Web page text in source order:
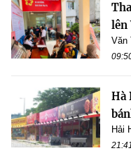
lên
Văn
Hà
Hải